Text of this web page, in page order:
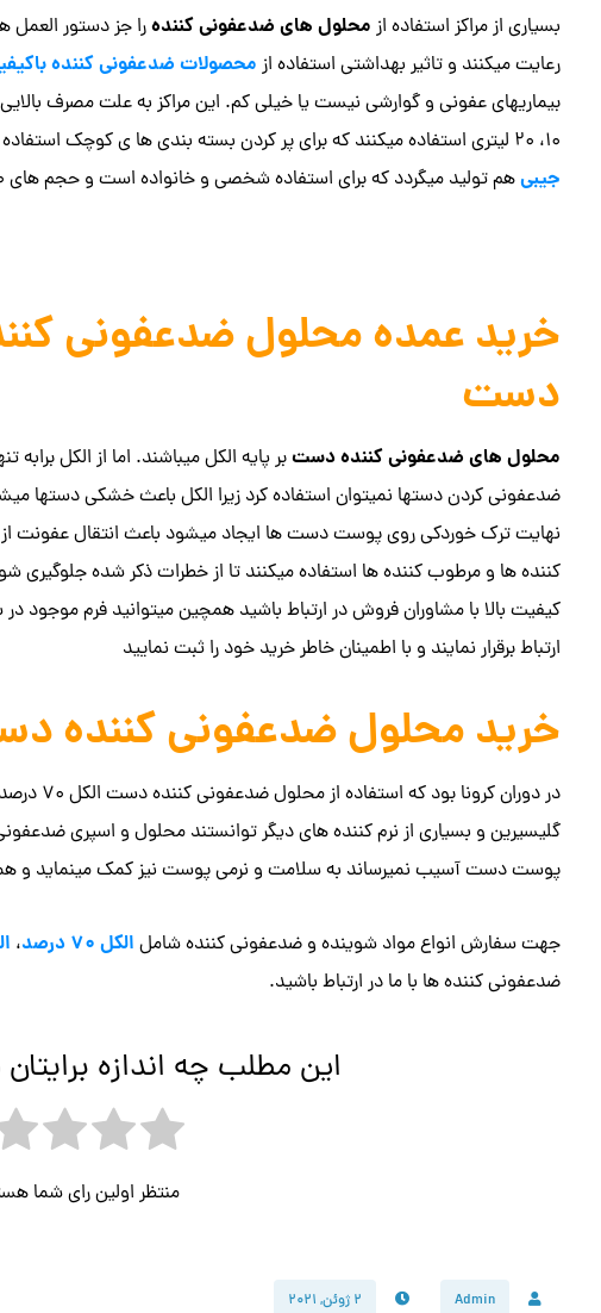
بسیاری از مراکز استفاده از محلول های ضدعفونی کنندهرا جز دستور العمل
رعایت میکنند و تاثیر بهداشتی استفاده از محصولات ضدعفونی کننده
بیماریهای عفونی و گوارشی نیست یا خیلی کم. این مراکز به علت مصرف بالایی
۱۰، ۲۰ لیتری استفاده میکنند که برای پر کردن بسته بندی ها ی کوچک استفاده میگردد.
جیبیهم تولید میگردد که برای استفاده شخصی و خانواده است و حجم های ۱۰۰، ۲۵۰، ۳۰۰ میلی لیتر تولید میگردد.
خرید عمده محلول ضدعفونی
دست
محلول های ضدعفونی کننده دستبر پایه الکل میباشند. اما از الکل برابه
ضدعفونی کردن دستها نمیتوان استفاده کرد زیرا الکل باعث خشکی دستها
نهایت ترک خوردکی روی پوست دست ها ایجاد میشود باعث انتقال عفونت
کننده ها و مرطوب کننده ها استفاده میکنند تا از خطرات ذکر شده
کیفیت بالا با مشاوران فروش در ارتباط باشید همچین میتوانید فرم موجود
ارتباط برقرار نمایند و با اطمینان خاطر خرید خود را ثبت نمایید
خرید محلول ضدعفونی کننده دست
در دوران
گلیسیرین و بسیاری از نرم کننده های دیگر توانستند محلول و اسپری
پوست دست آسیب نمیرساند به سلامت و نرمی پوست نیز کمک مینماید و
جهت سفارش انواع مواد شوینده و ضدعفونی کننده شامل الکل 70 درصد ،
ضدعفونی کننده ها با ما در ارتباط باشید.
این مطلب چه اندازه
منتظر اولین رای شما
Admin ۲ ژوئن, ۲۰۲۱